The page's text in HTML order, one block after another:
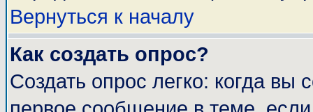
Вернуться к началу
Как создать опрос?
Создать опрос легко: когда вы